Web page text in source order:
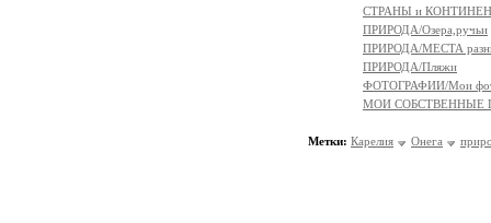
СТРАНЫ и
ПРИРОДА/Озера,ручьи
ПРИРОДА/МЕСТА
ПРИРОДА/Пляжи
ФОТОГРАФИИ/Мои
МОИ СОБСТВЕННЫЕ
Метки: Карелия Онега